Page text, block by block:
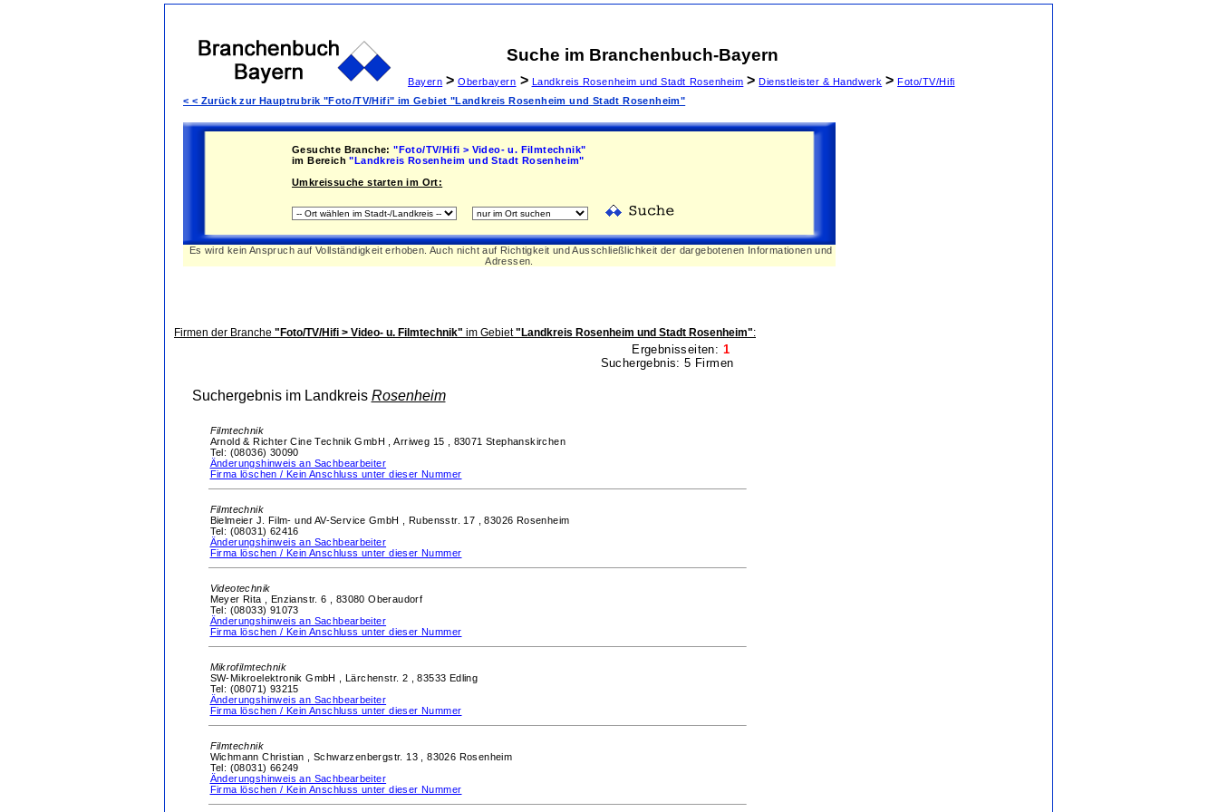
Suche im Branchenbuch-Bayern
Bayern > Oberbayern > Landkreis Rosenheim und Stadt Rosenheim > Dienstleister & Handwerk > Foto/TV/Hifi
< < Zurück zur Hauptrubrik "Foto/TV/Hifi" im Gebiet "Landkreis Rosenheim und Stadt Rosenheim"
Gesuchte Branche: "Foto/TV/Hifi > Video- u. Filmtechnik"
im Bereich "Landkreis Rosenheim und Stadt Rosenheim"
Umkreissuche starten im Ort:
Es wird kein Anspruch auf Vollständigkeit erhoben. Auch nicht auf Richtigkeit und Ausschließlichkeit der dargebotenen Informationen und
Adressen.
Firmen der Branche "Foto/TV/Hifi > Video- u. Filmtechnik" im Gebiet"Landkreis Rosenheim und Stadt Rosenheim":
Ergebnisseiten: 1
Suchergebnis: 5 Firmen
Suchergebnis im Landkreis Rosenheim
Filmtechnik
Arnold & Richter Cine Technik GmbH ,Arriweg 15 , 83071 Stephanskirchen
Tel: (08036) 30090
Änderungshinweis an Sachbearbeiter
Firma löschen / Kein Anschluss unter dieser Nummer
Filmtechnik
Bielmeier J. Film- und AV-Service GmbH , Rubensstr. 17 ,83026 Rosenheim
Tel: (08031) 62416
Änderungshinweis an Sachbearbeiter
Firma löschen / Kein Anschluss unter dieser Nummer
Videotechnik
Meyer Rita , Enzianstr. 6 , 83080 Oberaudorf
Tel: (08033) 91073
Änderungshinweis an Sachbearbeiter
Firma löschen / Kein Anschluss unter dieser Nummer
Mikrofilmtechnik
SW-Mikroelektronik GmbH , Lärchenstr. 2 ,83533 Edling
Tel: (08071) 93215
Änderungshinweis an Sachbearbeiter
Firma löschen / Kein Anschluss unter dieser Nummer
Filmtechnik
Wichmann Christian , Schwarzenbergstr. 13 ,83026 Rosenheim
Tel: (08031) 66249
Änderungshinweis an Sachbearbeiter
Firma löschen / Kein Anschluss unter dieser Nummer